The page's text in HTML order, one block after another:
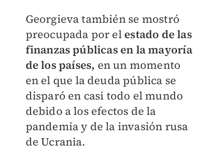
Georgieva también se mostró
preocupada por elestado de las
finanzas públicas en la mayoría
de los países, en un momento
en el que la deuda pública se
disparó en casi todo el mundo
debido a los efectos de la
pandemia y de la invasión rusa
de Ucrania.